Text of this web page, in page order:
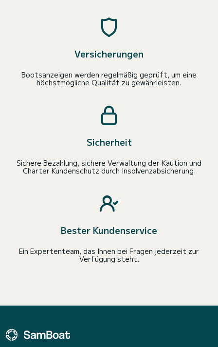
Versicherungen
Bootsanzeigen werden regelmäßig geprüft, um eine
höchstmögliche Qualität zu gewährleisten.
Sicherheit
Sichere Bezahlung, sichere Verwaltung der Kaution und
Charter Kundenschutz durch Insolvenzabsicherung.
Bester Kundenservice
Ein Expertenteam, das Ihnen bei Fragen jederzeit zur
Verfügung steht.